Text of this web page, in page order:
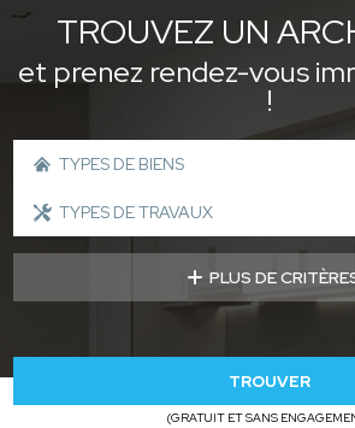
TROUVEZ UN
et prenez rendez-vous
!
PLUS DE
TROUVER
(GRATUIT ET SANS